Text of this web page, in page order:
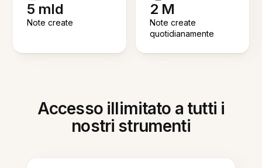
5 mld
Note create
2 M
Note create
quotidianamente
Accesso illimitato a tutti i
nostri strumenti